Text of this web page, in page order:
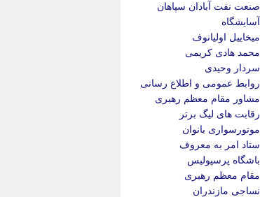
صنعت نفت آبادان سپاهان
آسایشگاه
میخاییل اولیانوف
محمد هادی کریمی
سردار وحیدی
روابط عمومی و اطلاع رسانی
مشاور مقام معظم رهبری
رقابت های لیگ برتر
موتورسواری بانوان
ستاد امر به معروف
باشگاه پرسپولیس
مقام معظم رهبری
نساجی مازندران